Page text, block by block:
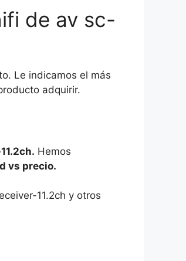
de av sc-
Le indicamos el más
adquirir.
Hemos
vs precio.
11.2ch y otros